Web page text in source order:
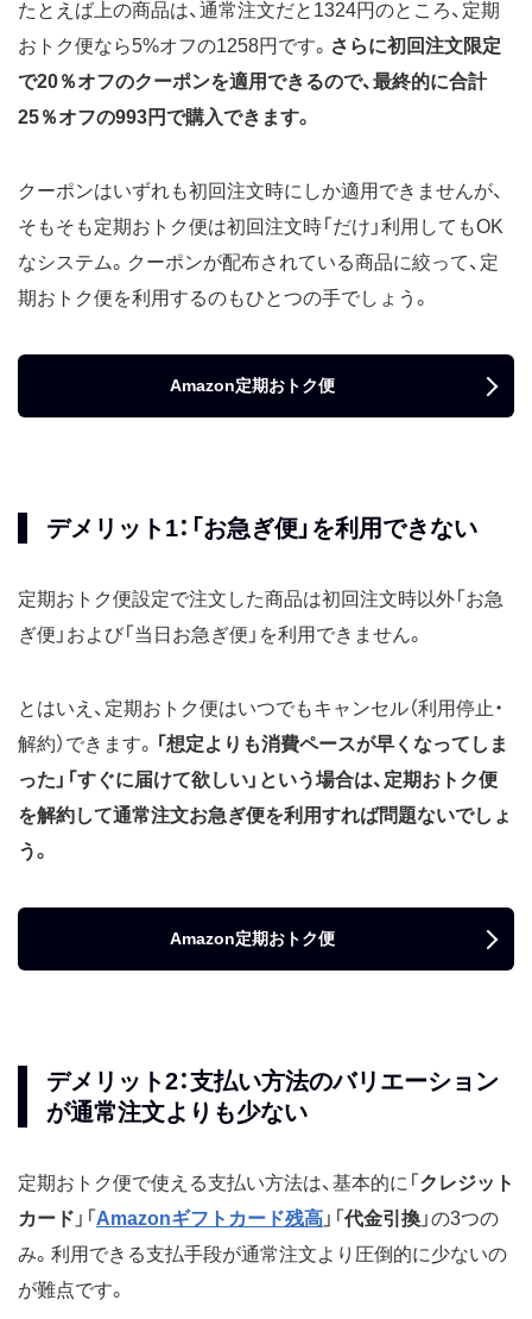
たとえば上の商品は、通常注文だと1324円のところ、定期
おトク便なら5%オフの1258円です。 さらに初回注文限定
で20％オフのクーポンを適用できるので、最終的に合計
25％オフの993円で購入できます。
クーポンはいずれも初回注文時にしか適用できませんが、
そもそも定期おトク便は初回注文時「だけ」利用してもOK
なシステム。クーポンが配布されている商品に絞って、定
期おトク便を利用するのもひとつの手でしょう。
Amazon定期おトク便
デメリット1：「お急ぎ便」を利用できない
定期おトク便設定で注文した商品は初回注文時以外「お急
ぎ便」および「当日お急ぎ便」を利用できません。
とはいえ、定期おトク便はいつでもキャンセル（利用停止・
解約）できます。 「想定よりも消費ペースが早くなってしま
った」「すぐに届けて欲しい」という場合は、定期おトク便
を解約して通常注文お急ぎ便を利用すれば問題ないでしょ
う。
Amazon定期おトク便
デメリット2：支払い方法のバリエーション
が通常注文よりも少ない
定期おトク便で使える支払い方法は、基本的に「 クレジット
カード 」「 Amazonギフトカード残高 」「 代金引換 」の3つの
み。利用できる支払手段が通常注文より圧倒的に少ないの
が難点です。